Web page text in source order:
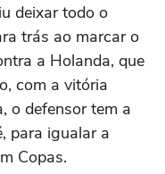
deixar todo o
trás ao marcar o
a Holanda, que
com a vitória
o defensor tem a
para igualar a
Copas.